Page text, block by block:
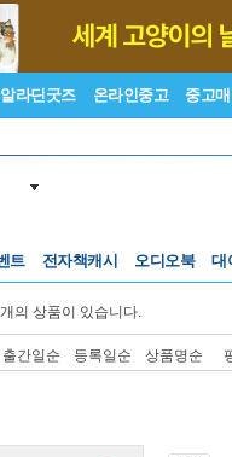
알라딘굿즈 온라인중고 중고
트 전자책캐시 오디오북 대
개의 상품이 있습니다.
출간일순 등록일순 상품명순